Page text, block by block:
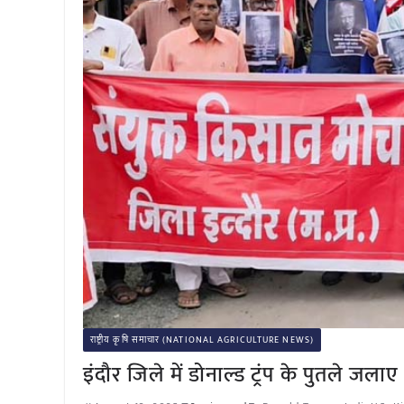
राष्ट्रीय कृषि समाचार (NATIONAL AGRICULTURE NEWS)
इंदौर जिले में डोनाल्ड ट्रंप के पुतले